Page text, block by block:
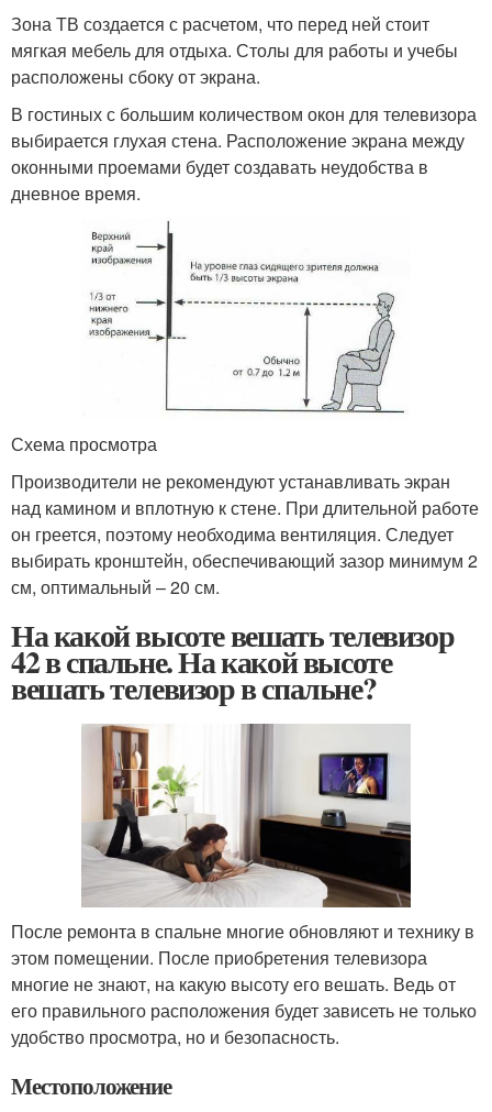
Зона ТВ создается с расчетом, что перед ней стоит
мягкая мебель для отдыха. Столы для работы и учебы
расположены сбоку от экрана.
В гостиных с большим количеством окон для телевизора
выбирается глухая стена. Расположение экрана между
оконными проемами будет создавать неудобства в
дневное время.
Схема просмотра
Производители не рекомендуют устанавливать экран
над камином и вплотную к стене. При длительной работе
он греется, поэтому необходима вентиляция. Следует
выбирать кронштейн, обеспечивающий зазор минимум 2
см, оптимальный – 20 см.
На какой высоте вешать телевизор
42 в спальне. На какой высоте
вешать телевизор в спальне?
После ремонта в спальне многие обновляют и технику в
этом помещении. После приобретения телевизора
многие не знают, на какую высоту его вешать. Ведь от
его правильного расположения будет зависеть не только
удобство просмотра, но и безопасность.
Местоположение